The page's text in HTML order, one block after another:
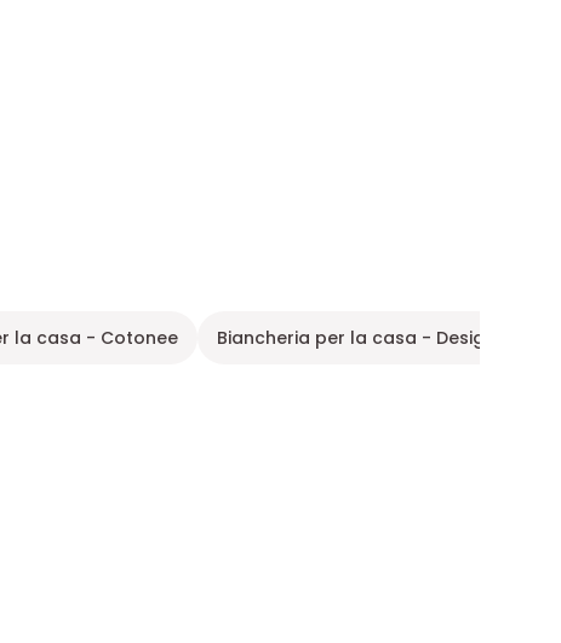
la casa - Cotonee Biancheria per la casa - Design